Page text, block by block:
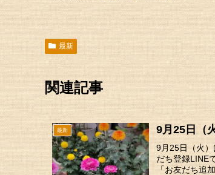
最新
関連記事
最新 9月25日（
9月25日（火
だち登録LINE
「お友だち追